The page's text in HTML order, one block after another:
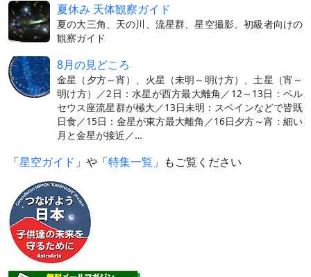
夏休み 天体観察ガイド
夏の大三角、天の川、流星群、星空撮影。初級者向けの
観察ガイド
8月の見どころ
金星（夕方～宵）、火星（未明～明け方）、土星（宵～
明け方）／2日：水星が西方最大離角／12～13日：ペル
セウス座流星群が極大／13日未明：スペインなどで皆既
日食／15日：金星が東方最大離角／16日夕方～宵：細い
月と金星が接近／…
「星空ガイド 」や「特集一覧 」もご覧ください